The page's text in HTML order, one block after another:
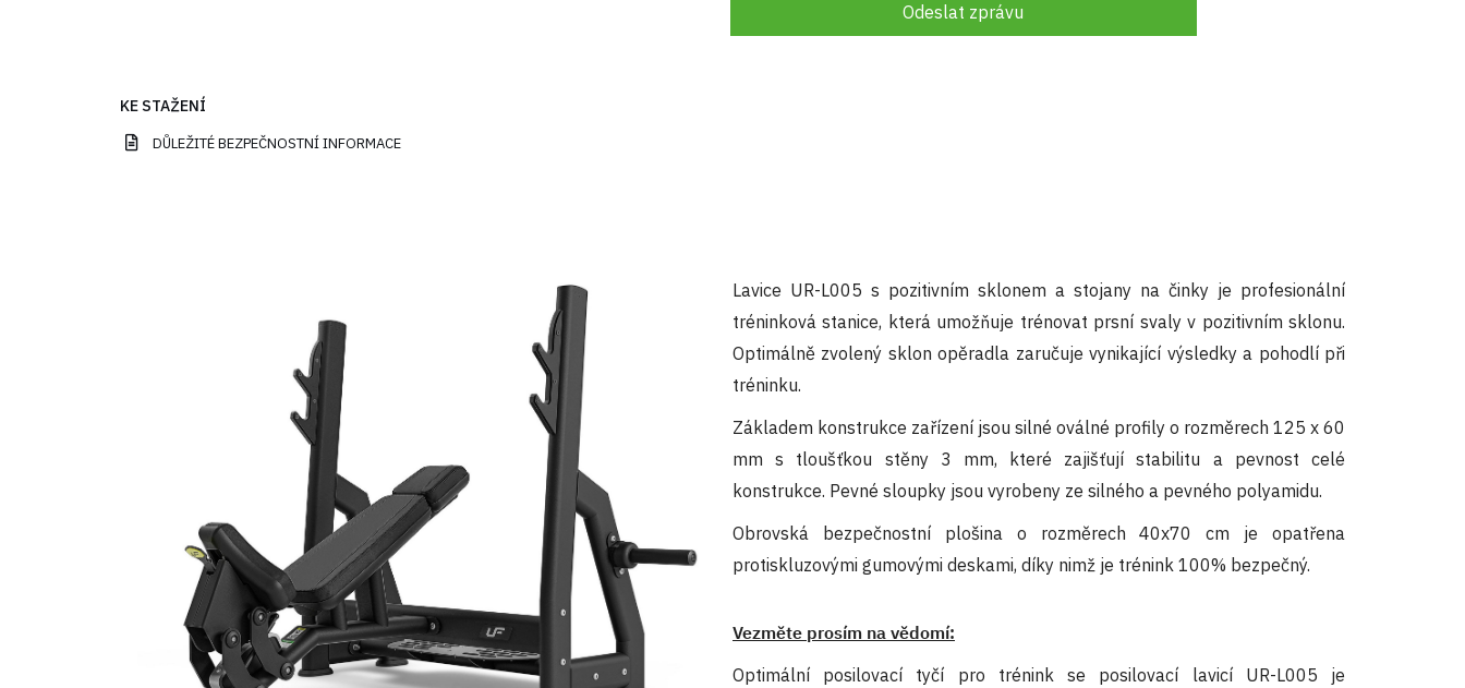
Odeslat zprávu
KE STAŽENÍ
DŮLEŽITÉ BEZPEČNOSTNÍ INFORMACE
Lavice UR-L005 s pozitivním sklonem a stojany na činky je profesionální
tréninková stanice, která umožňuje trénovat prsní svaly v pozitivním sklonu.
Optimálně zvolený sklon opěradla zaručuje vynikající výsledky a pohodlí při
tréninku.
Základem konstrukce zařízení jsou silné oválné profily o rozměrech 125 x 60
mm s tloušťkou stěny 3 mm, které zajišťují stabilitu a pevnost celé
konstrukce. Pevné sloupky jsou vyrobeny ze silného a pevného polyamidu.
Obrovská bezpečnostní plošina o rozměrech 40x70 cm je opatřena
protiskluzovými gumovými deskami, díky nimž je trénink 100% bezpečný.
Vezměte prosím na vědomí:
Optimální posilovací tyčí pro trénink se posilovací lavicí UR-L005 je